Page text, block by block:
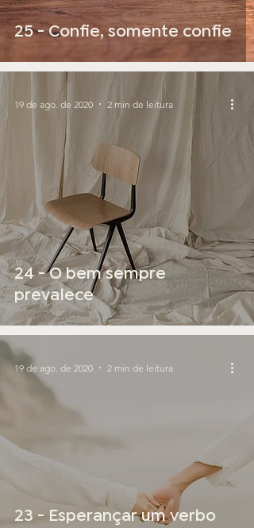
25 - Confie, somente confie
24 - O bem sempre
prevalece
19 de ago. de 2020 2 min de leitura
23 - Esperançar um verbo
19 de ago. de 2020 2 min de leitura